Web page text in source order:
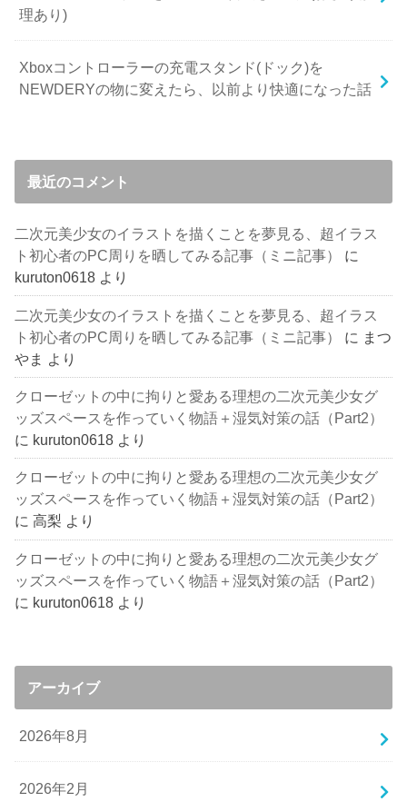
理あり)
Xboxコントローラーの充電スタンド(ドック)を
NEWDERYの物に変えたら、以前より快適になった話
最近のコメント
二次元美少女のイラストを描くことを夢見る、超イラス
ト初心者のPC周りを晒してみる記事（ミニ記事）
に
kuruton0618 より
二次元美少女のイラストを描くことを夢見る、超イラス
ト初心者のPC周りを晒してみる記事（ミニ記事）
に まつ
やま
より
クローゼットの中に拘りと愛ある理想の二次元美少女グ
ッズスペースを作っていく物語＋湿気対策の話（Part2）
に kuruton0618 より
クローゼットの中に拘りと愛ある理想の二次元美少女グ
ッズスペースを作っていく物語＋湿気対策の話（Part2）
に高梨 より
クローゼットの中に拘りと愛ある理想の二次元美少女グ
ッズスペースを作っていく物語＋湿気対策の話（Part2）
に kuruton0618 より
アーカイブ
2026年8月
2026年2月